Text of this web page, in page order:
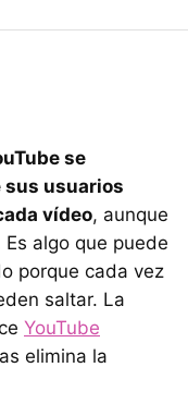
se
usuarios
vídeo, aunque
Es algo que puede
porque cada vez
saltar. La
YouTube
elimina la